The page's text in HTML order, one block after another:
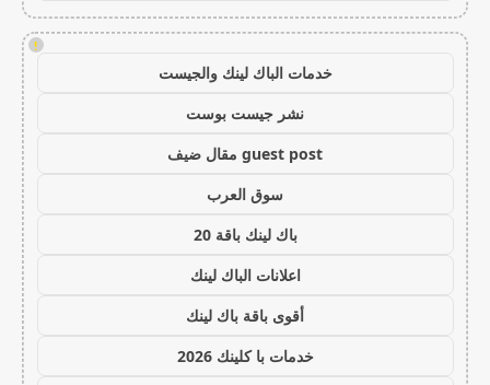
!
خدمات الباك لينك والجيست
نشر جيست بوست
guest post مقال ضيف
سوق العرب
باك لينك باقة 20
اعلانات الباك لينك
أقوى باقة باك لينك
خدمات با كلينك 2026